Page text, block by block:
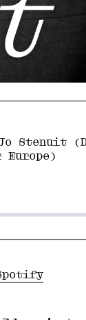
Stenuit
Europe)